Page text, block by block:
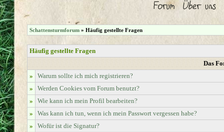
Schattensturmforum» Häufig gestellte Fragen
Häufig gestellte Fragen
Das
»
Warum sollte ich mich registrieren?
»
Werden Cookies vom Forum benutzt?
»
Wie kann ich mein Profil bearbeiten?
»
Was kann ich tun, wenn ich mein Passwort vergessen habe?
»
Wofür ist die Signatur?